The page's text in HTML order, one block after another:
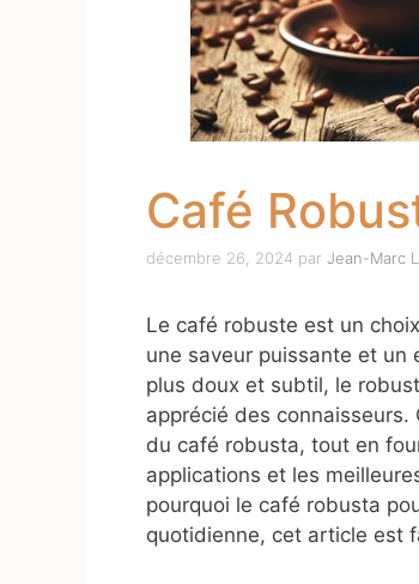
Café
décembre 26, 2024 par Jean-Marc
Le café robuste est un
une saveur puissante et
plus doux et subtil, le
apprécié des
du café robusta, tout en
applications et les
pourquoi le café robusta
quotidienne, cet article est